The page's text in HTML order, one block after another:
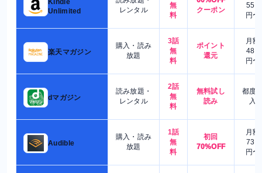
Kindle
Unlimited
レンタル
無
料
クーポン
550
円〜
楽天マガジン
購入・読み
放題
3話
無
料
ポイント
還元
月額
480
円〜
dマガジン
読み放題・
レンタル
2話
無
料
無料試し
読み
都度
入
Audible
購入・読み
放題
1話
無
料
初回
70%OFF
月額
730
円〜